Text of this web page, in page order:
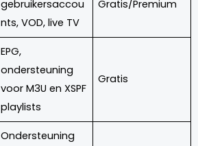
gebruikersaccou
nts, VOD, live TV
Gratis/Premium
EPG,
ondersteuning
voor M3U en XSPF
playlists
Gratis
Ondersteuning